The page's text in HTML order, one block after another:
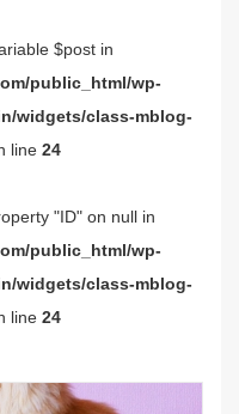
$post in
public_html/wp-
widgets/class-mblog-
line 24
"ID" on null in
public_html/wp-
widgets/class-mblog-
line 24